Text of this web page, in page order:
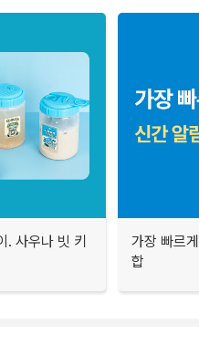
. 사우나 빗 키
가장 빠르
합